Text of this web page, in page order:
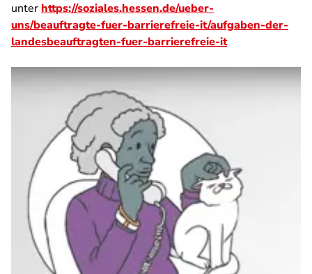
unter https://soziales.hessen.de/ueber-
uns/beauftragte-fuer-barrierefreie-it/aufgaben-der-
landesbeauftragten-fuer-barrierefreie-it